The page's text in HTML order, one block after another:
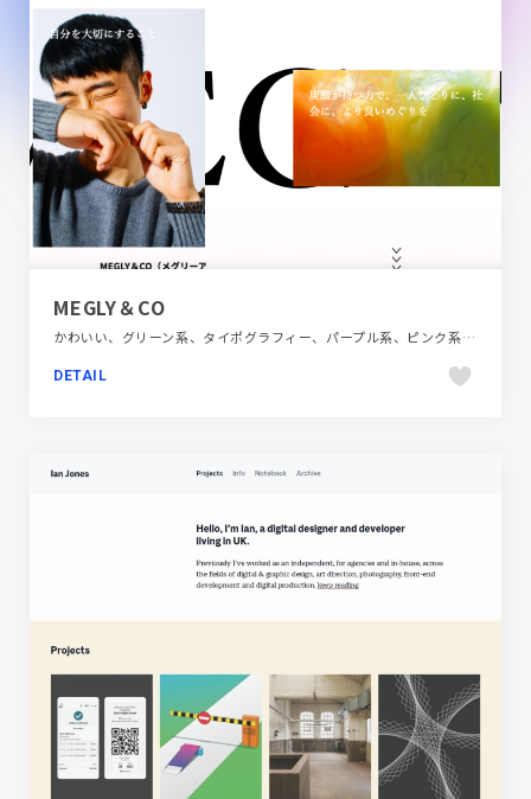
MEGLY＆CO
かわいい、グリーン系、タイポグラフィー、パープル系、ピンク系、ファッション・ビューティー、フラットデザイン、ブランド・サービスサイト、ポップ、メディアサイト、大きめ写真
DETAIL